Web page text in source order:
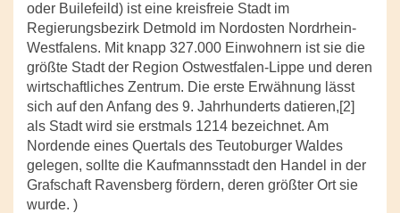
oder Builefeild) ist eine kreisfreie Stadt im
Regierungsbezirk Detmold im Nordosten Nordrhein-
Westfalens. Mit knapp 327.000 Einwohnern ist sie die
größte Stadt der Region Ostwestfalen-Lippe und deren
wirtschaftliches Zentrum. Die erste Erwähnung lässt
sich auf den Anfang des 9. Jahrhunderts datieren,[2]
als Stadt wird sie erstmals 1214 bezeichnet. Am
Nordende eines Quertals des Teutoburger Waldes
gelegen, sollte die Kaufmannsstadt den Handel in der
Grafschaft Ravensberg fördern, deren größter Ort sie
wurde. )